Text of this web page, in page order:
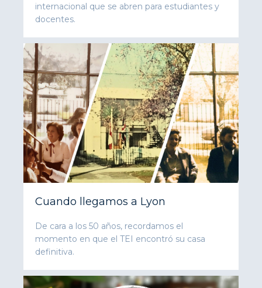
internacional que se abren para estudiantes y
docentes.
Cuando llegamos a Lyon
De cara a los 50 años, recordamos el
momento en que el TEI encontró su casa
definitiva.